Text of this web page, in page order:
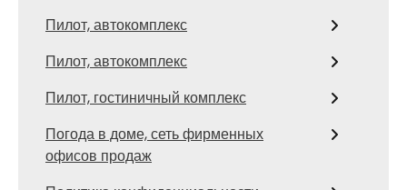
Пилот, автокомплекс
Пилот, автокомплекс
Пилот, гостиничный комплекс
Погода в доме, сеть фирменных
офисов продаж